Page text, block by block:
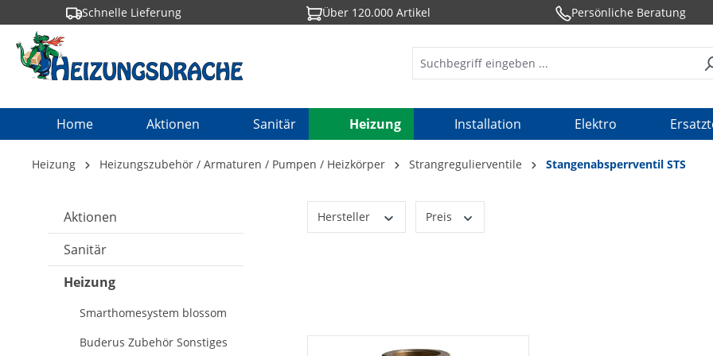
Zur Hauptnavigation springen
Schnelle Lieferung Über 120.000 Artikel Persönliche Beratung
Home Aktionen Sanitär Heizung Installation Elektro
Heizung Heizungszubehör / Armaturen / Pumpen / Heizkörper Strangregulierventile Stangenabsperrventil STS
Aktionen
Sanitär
Heizung
Smarthomesystem blossom
Buderus Zubehör Sonstiges
Hersteller Preis